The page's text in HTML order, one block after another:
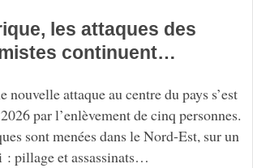
les attaques des
continuent…
nouvelle attaque au centre du pays s’est
par l’enlèvement de cinq personnes.
sont menées dans le Nord-Est, sur un
: pillage et assassinats…